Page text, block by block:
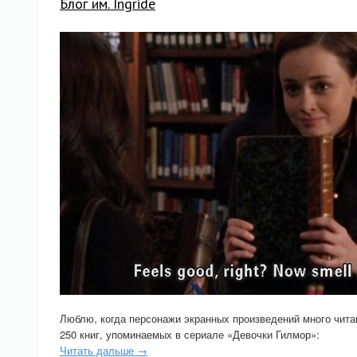
Люблю, когда персонажи экранных произведений много
250 книг, упоминаемых в сериале «Девочки Гилмор»:
Читать дальше →